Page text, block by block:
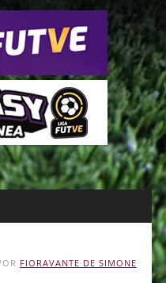
FIORAVANTE DE SIMONE